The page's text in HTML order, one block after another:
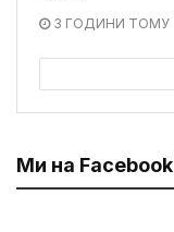
3 ГОДИНИ ТОМУ
Ми на Facebook